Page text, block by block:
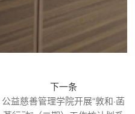
下一条
公益慈善管理学院开展“敦和·菡